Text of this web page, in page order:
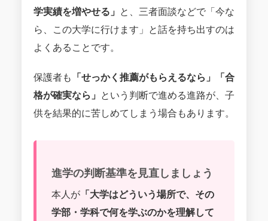
学実績を増やせる」
と、三者面談などで「今な
ら、この大学に行けます」と話を持ち出すのは
よくあることです。
保護者も
「せっかく推薦がもらえるなら」「合
格が確実なら」
という判断で進める進路が、子
供を結果的に苦しめてしまう場合もあります。
進学の判断基準を見直しましょう
本人が「大学はどういう場所で、その
学部・学科で何を学ぶのかを理解して